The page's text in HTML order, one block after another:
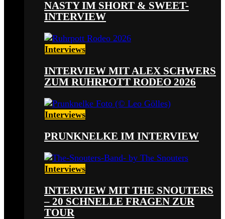
NASTY IM SHORT & SWEET-
INTERVIEW
Interviews
INTERVIEW MIT ALEX SCHWERS
ZUM RUHRPOTT RODEO 2026
Interviews
PRUNKNELKE IM INTERVIEW
Interviews
INTERVIEW MIT THE SNOUTERS
– 20 SCHNELLE FRAGEN ZUR
TOUR